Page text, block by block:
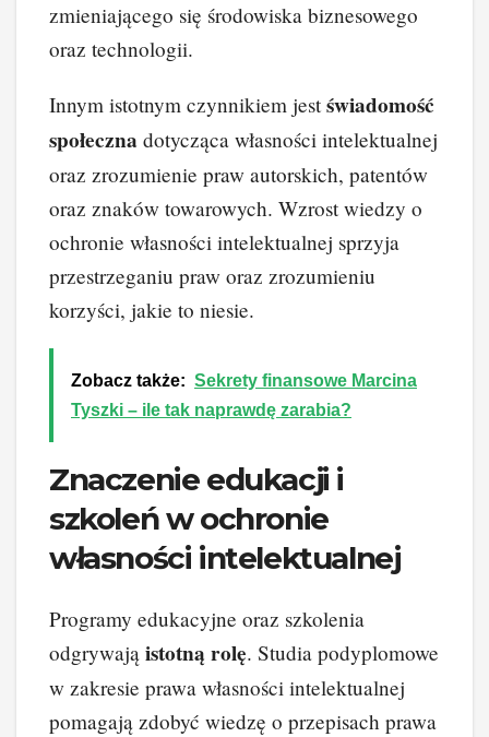
zmieniającego się środowiska biznesowego
oraz technologii.
Innym istotnym czynnikiem jest świadomość
społeczna dotycząca własności intelektualnej
oraz zrozumienie praw autorskich, patentów
oraz znaków towarowych. Wzrost wiedzy o
ochronie własności intelektualnej sprzyja
przestrzeganiu praw oraz zrozumieniu
korzyści, jakie to niesie.
Zobacz także: Sekrety finansowe Marcina
Tyszki – ile tak naprawdę zarabia?
Znaczenie edukacji i
szkoleń w ochronie
własności intelektualnej
Programy edukacyjne oraz szkolenia
odgrywają istotną rolę. Studia podyplomowe
w zakresie prawa własności intelektualnej
pomagają zdobyć wiedzę o przepisach prawa